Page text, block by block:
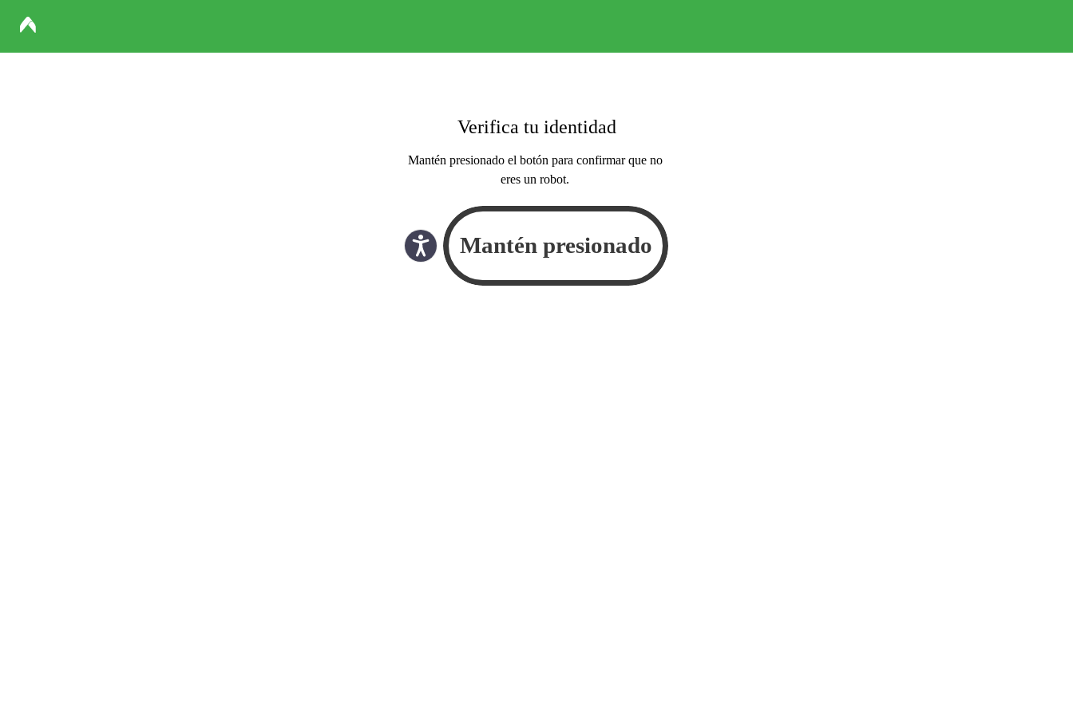
Verifica tu identidad
Mantén presionado el botón para confirmar que no
eres un robot.